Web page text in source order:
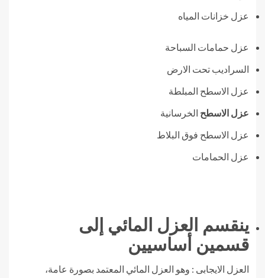
عزل خزانات المياه
عزل حمامات السباحة
السراديب تحت الارض
عزل الاسطح المبلطة
عزل الاسطح الخرسانية
عزل الاسطح فوق البلاط
عزل الحمامات
ينقسم العزل المائي إلى
قسمين أساسيين
العزل الايجابى : وهو العزل المائي المعتمد بصورة عامة،